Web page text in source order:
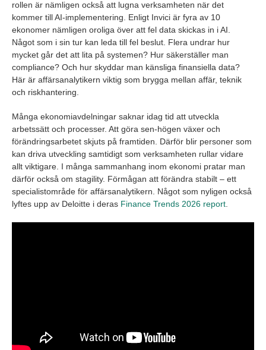
rollen är nämligen också att lugna verksamheten när det
kommer till AI-implementering. Enligt Invici är fyra av 10
ekonomer nämligen oroliga över att fel data skickas in i AI.
Något som i sin tur kan leda till fel beslut. Flera undrar hur
mycket går det att lita på systemen? Hur säkerställer man
compliance? Och hur skyddar man känsliga finansiella data?
Här är affärsanalytikern viktig som brygga mellan affär, teknik
och riskhantering.
Många ekonomiavdelningar saknar idag tid att utveckla
arbetssätt och processer. Att göra sen-högen växer och
förändringsarbetet skjuts på framtiden. Därför blir personer som
kan driva utveckling samtidigt som verksamheten rullar vidare
allt viktigare. I många sammanhang inom ekonomi pratar man
därför också om stagility. Förmågan att förändra stabilt – ett
specialistområde för affärsanalytikern. Något som nyligen också
lyftes upp av Deloitte i deras Finance Trends 2026 report